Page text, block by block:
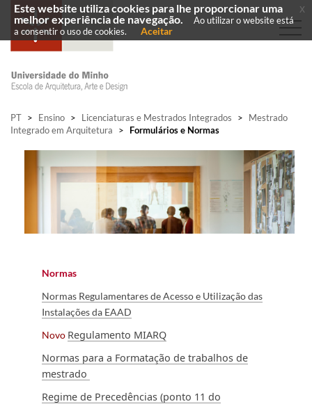
PT > Ensino > Licenciaturas e Mestrados Integrados >
Mestrado
Integrado em Arquitetura
> Formulários e Normas
Normas
Normas Regulamentares de Acesso e Utilizaçãodas
Instalações da EAAD
Novo Regulamento MIARQ
Norma​s para a Formatação de trabalhos de
mestrado ​
Regime de Precedências (ponto 11 do
Este website utiliza cookies para lhe proporcionar uma
melhor experiência de navegação.
Ao utilizar o website está
a consentir o uso de cookies.
Aceitar
x